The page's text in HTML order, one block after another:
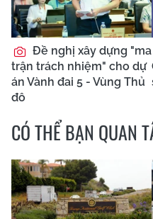
Đề nghị xây dựng "ma
trận trách nhiệm" cho dự
án Vành đai 5 - Vùng Thủ
đô
CÓ THỂ BẠN QUAN